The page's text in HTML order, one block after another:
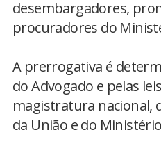
desembargadores,
procuradores do
A prerrogativa é
do Advogado e pelas
magistratura nacional,
da União e do